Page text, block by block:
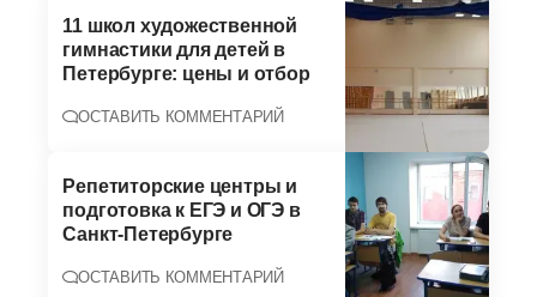
11 школ художественной
гимнастики для детей в
Петербурге: цены и отбор
ОСТАВИТЬ КОММЕНТАРИЙ
Репетиторские центры и
подготовка к ЕГЭ и ОГЭ в
Санкт-Петербурге
ОСТАВИТЬ КОММЕНТАРИЙ